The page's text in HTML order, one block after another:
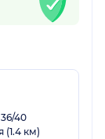
40
(1.4 км)